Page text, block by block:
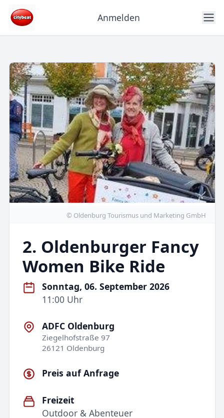
Anmelden
© Oldenburg Tourismus und Marketing GmbH
2. Oldenburger Fancy
Women Bike Ride
Sonntag, 06. September 2026
11:00 Uhr
ADFC Oldenburg
Ziegelhofstraße 97
26121 Oldenburg
Preis auf Anfrage
Freizeit
Outdoor & Abenteuer